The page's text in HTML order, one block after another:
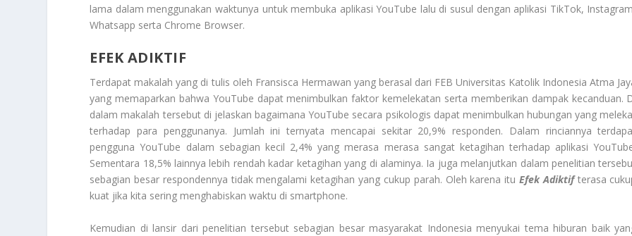
lama dalam menggunakan waktunya untuk membuka aplikasi YouTube lalu di susul dengan aplikasi TikTok,
Whatsapp serta Chrome Browser.
EFEK ADIKTIF
Terdapat makalah yang di tulis oleh Fransisca Hermawan yang berasal dari FEB Universitas Katolik Indonesia Atma
yang memaparkan bahwa YouTube dapat menimbulkan faktor kemelekatan serta memberikan dampak kecanduan.
dalam makalah tersebut di jelaskan bagaimana YouTube secara psikologis dapat menimbulkan hubungan yang
terhadap para penggunanya. Jumlah ini ternyata mencapai sekitar 20,9% responden. Dalam rinciannya
pengguna YouTube dalam sebagian kecil 2,4% yang merasa merasa sangat ketagihan terhadap aplikasi
Sementara 18,5% lainnya lebih rendah kadar ketagihan yang di alaminya. Ia juga melanjutkan dalam penelitian
sebagian besar respondennya tidak mengalami ketagihan yang cukup parah. Oleh karena itu Efek Adiktifterasa
kuat jika kita sering menghabiskan waktu di smartphone.
Kemudian di lansir dari penelitian tersebut sebagian besar masyarakat Indonesia menyukai tema hiburan baik